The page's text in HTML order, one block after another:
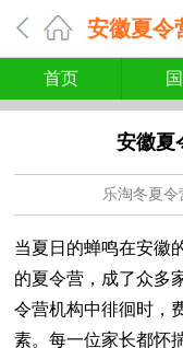
安徽夏令
首页
安徽夏
乐淘冬夏令
当夏日的蝉鸣在安徽
的夏令营，成了众多
令营机构中徘徊时，
素。每一位家长都怀